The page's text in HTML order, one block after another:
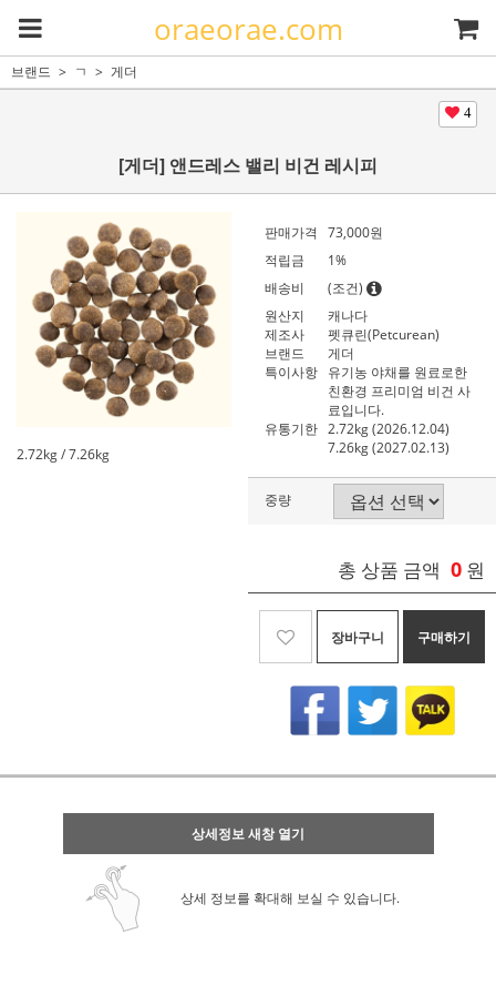
oraeorae.com
브랜드 ㄱ 게더
4
[게더] 앤드레스 밸리 비건 레시피
2.72kg / 7.26kg
판매가격 73,000원
적립금
1%
배송비
(조건)
원산지
캐나다
제조사
펫큐린(Petcurean)
브랜드
게더
특이사항 유기농 야채를 원료로한
친환경 프리미엄 비건 사
료입니다.
유통기한 2.72kg (2026.12.04)
7.26kg (2027.02.13)
중량
총 상품 금액 0 원
장바구니 구매하기
상세정보 새창 열기
상세 정보를 확대해 보실 수 있습니다.